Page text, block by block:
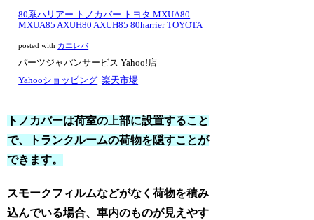
80系ハリアー トノカバー トヨタ MXUA80
MXUA85 AXUH80 AXUH85 80harrier TOYOTA
posted with カエレバ
パーツジャパンサービス Yahoo!店
Yahooショッピング 楽天市場
トノカバーは荷室の上部に設置すること
で、トランクルームの荷物を隠すことが
できます。
スモークフィルムなどがなく荷物を積み
込んでいる場合、車内のものが見えやす